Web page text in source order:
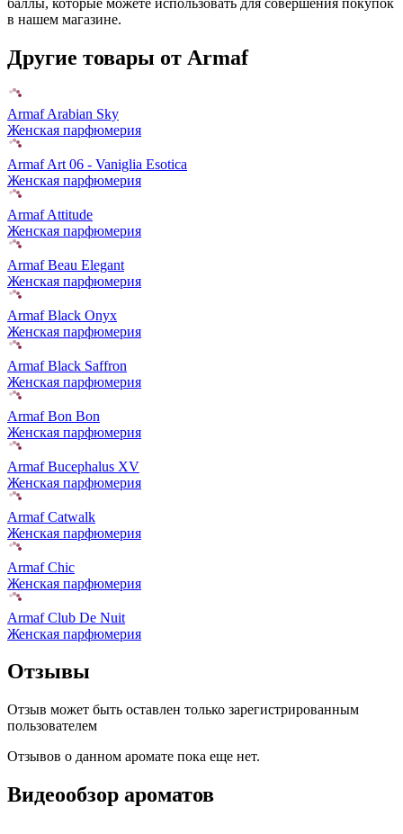
в нашем магазине.
Другие товары от Armaf
Armaf Arabian Sky
Женская парфюмерия
Armaf Art 06 - Vaniglia Esotica
Женская парфюмерия
Armaf Attitude
Женская парфюмерия
Armaf Beau Elegant
Женская парфюмерия
Armaf Black Onyx
Женская парфюмерия
Armaf Black Saffron
Женская парфюмерия
Armaf Bon Bon
Женская парфюмерия
Armaf Bucephalus XV
Женская парфюмерия
Armaf Catwalk
Женская парфюмерия
Armaf Chic
Женская парфюмерия
Armaf Club De Nuit
Женская парфюмерия
Отзывы
Отзыв может быть оставлен только зарегистрированным
пользователем
Отзывов о данном аромате пока еще нет.
Видеообзор ароматов